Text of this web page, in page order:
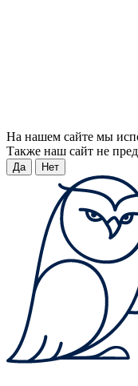
На нашем сайте мы
Также наш сайт не
Да Нет